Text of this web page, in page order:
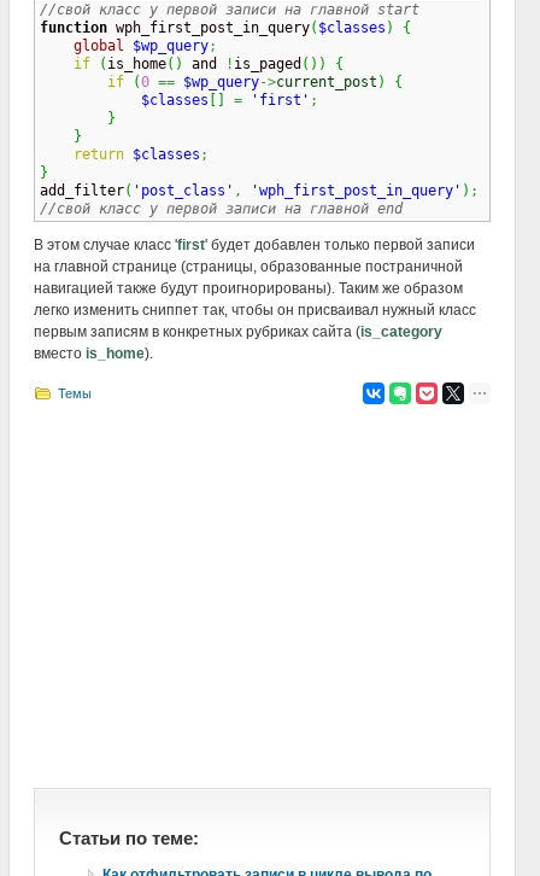
//свой класс у первой записи на главной start
function wph_first_post_in_query( $classes )
{
global
$wp_query;
if
( is_home( ) and ! is_paged ( ) )
{
if
(0 == $wp_query->current_post )
{
$classes
= 'first' ;
}
}
return $classes ;
}
add_filter( 'post_class' , 'wph_first_post_in_query' ) ;
//свой класс у первой записи на главной end
В этом случае класс 'first' будет добавлен только первой записи
на главной странице (страницы, образованные постраничной
навигацией также будут проигнорированы). Таким же образом
легко изменить сниппет так, чтобы он присваивал нужный класс
первым записям в конкретных рубриках сайта (is_category
вместо is_home).
Темы
Статьи по теме: